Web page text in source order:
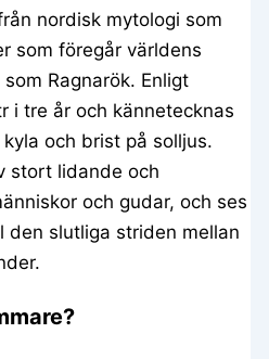
nordisk mytologi som
som föregår världens
Ragnarök. Enligt
i tre år och kännetecknas
och brist på solljus.
stort lidande och
och gudar, och ses
den slutliga striden mellan